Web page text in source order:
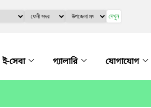
দেখুন
ই-সেবা গ্যালারি যোগাযোগ